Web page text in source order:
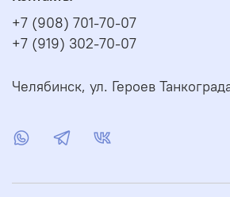
+7 (908) 701-70-07
+7 (919) 302-70-07
Челябинск, ул. Героев